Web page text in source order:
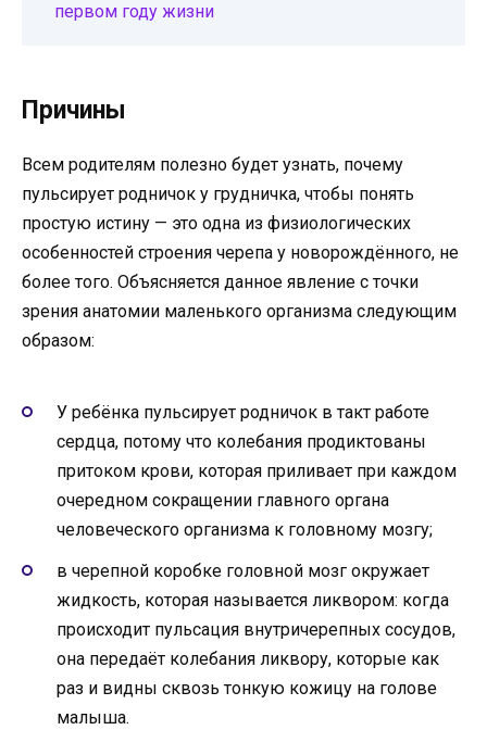
первом году жизни
Причины
Всем родителям полезно будет узнать, почему
пульсирует родничок у грудничка, чтобы понять
простую истину — это одна из физиологических
особенностей строения черепа у новорождённого, не
более того. Объясняется данное явление с точки
зрения анатомии маленького организма следующим
образом:
У ребёнка пульсирует родничок в такт работе
сердца, потому что колебания продиктованы
притоком крови, которая приливает при каждом
очередном сокращении главного органа
человеческого организма к головному мозгу;
в черепной коробке головной мозг окружает
жидкость, которая называется ликвором: когда
происходит пульсация внутричерепных сосудов,
она передаёт колебания ликвору, которые как
раз и видны сквозь тонкую кожицу на голове
малыша.